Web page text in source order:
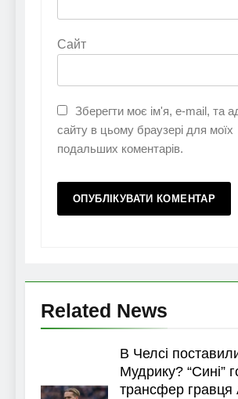
Сайт
Зберегти моє ім'я, e-mail, та
сайту в цьому браузері для моїх
подальших коментарів.
Related News
В Челсі
Мудрику? “Сині”
трансфер гравця